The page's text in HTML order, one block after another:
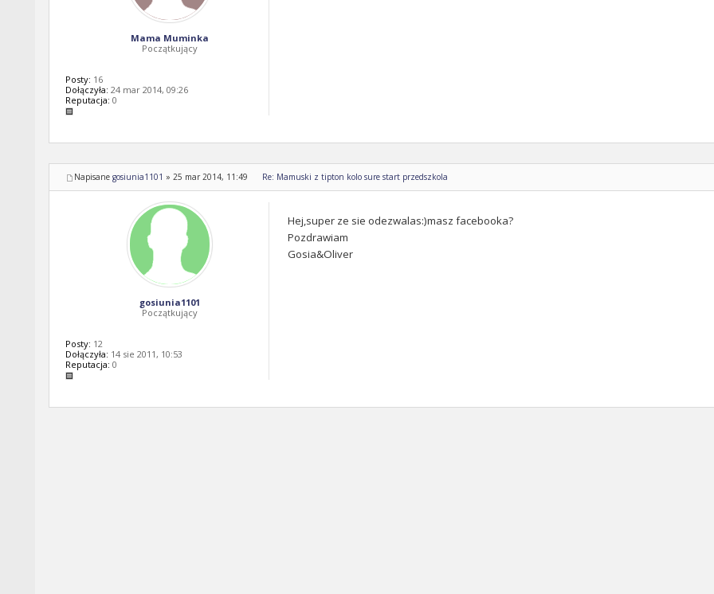
Mama Muminka
Początkujący
Posty: 16
Dołączyła: 24 mar 2014, 09:26
Reputacja: 0
Napisane gosiunia1101 » 25 mar 2014, 11:49 Re: Mamuski z tipton kolo sure start przedszkola
Hej,super ze sie odezwalas:)masz facebooka?
Pozdrawiam
Gosia&Oliver
gosiunia1101
Początkujący
Posty: 12
Dołączyła: 14 sie 2011, 10:53
Reputacja: 0